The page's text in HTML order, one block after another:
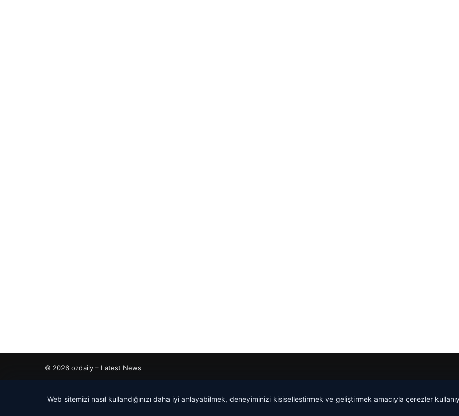
© 2026 ozdaily – Latest News
Web sitemizi nasıl kullandığınızı daha iyi anlayabilmek, deneyiminizi kişiselleştirmek ve geliştirmek amacıyla çerezler